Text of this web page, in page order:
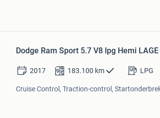
Dodge Ram Sport 5.7 V8 lpg Hemi
2017 183.100 km LPG
Cruise Control, Traction-control,